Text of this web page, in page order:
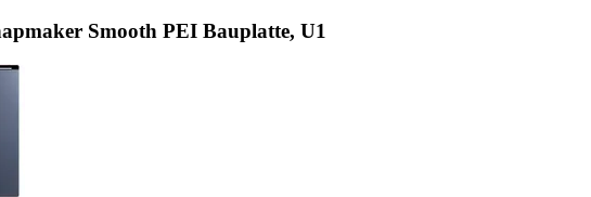
Smooth PEI Bauplatte, U1